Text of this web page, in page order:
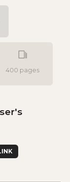
400 pages